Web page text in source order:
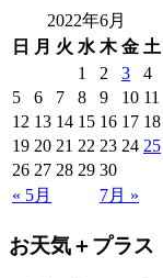
2022年6月
日
月 火 水 木 金 土
« 5月 7月 »
1 2 3
4
5
6 7 8 9 10 11
12 13 14 15 16 17 18
19 20 21 22 23 24 25
26 27 28 29 30
お天気＋プラス